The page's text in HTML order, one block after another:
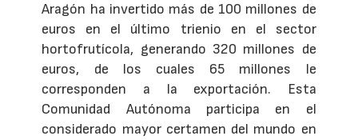
Aragón ha invertido más de 100 millones de
euros en el último trienio en el sector
hortofrutícola, generando 320 millones de
euros, de los cuales 65 millones le
corresponden a la exportación. Esta
Comunidad Autónoma participa en el
considerado mayor certamen del mundo en